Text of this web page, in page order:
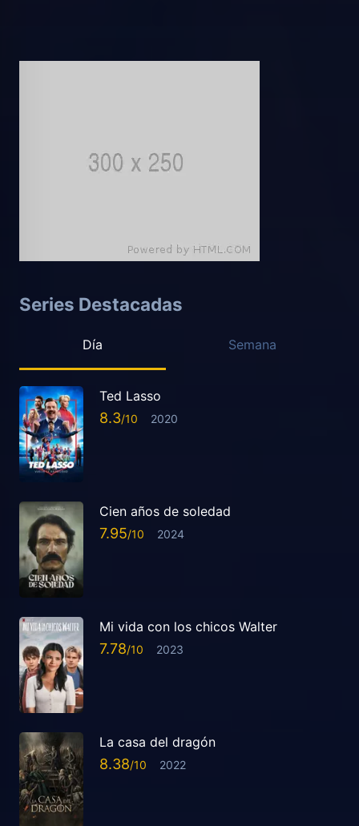
Series Destacadas
Día Semana
Ted Lasso
8.3 2020
Cien años de soledad
7.95 2024
Mi vida con los chicos Walter
7.78 2023
La casa del dragón
8.38 2022